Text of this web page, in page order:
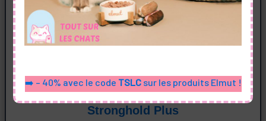
Stronghold Plus
➡️ – 40% avec le code TSLCsur les produits Elmut !